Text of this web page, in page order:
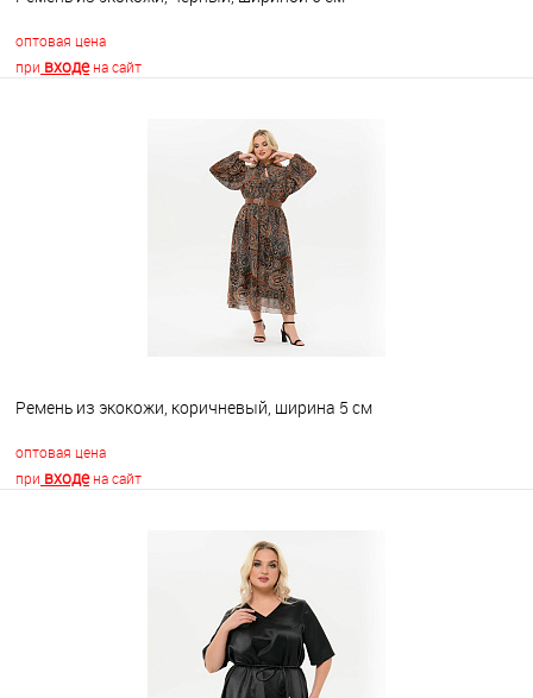
оптовая цена
при входена сайт
В корзину
Ремень из экокожи, коричневый, ширина 5 см
оптовая цена
при входена сайт
В корзину